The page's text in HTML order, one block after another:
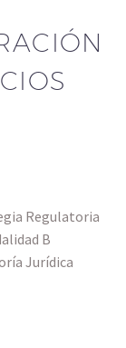
Regulatoria
B
Jurídica